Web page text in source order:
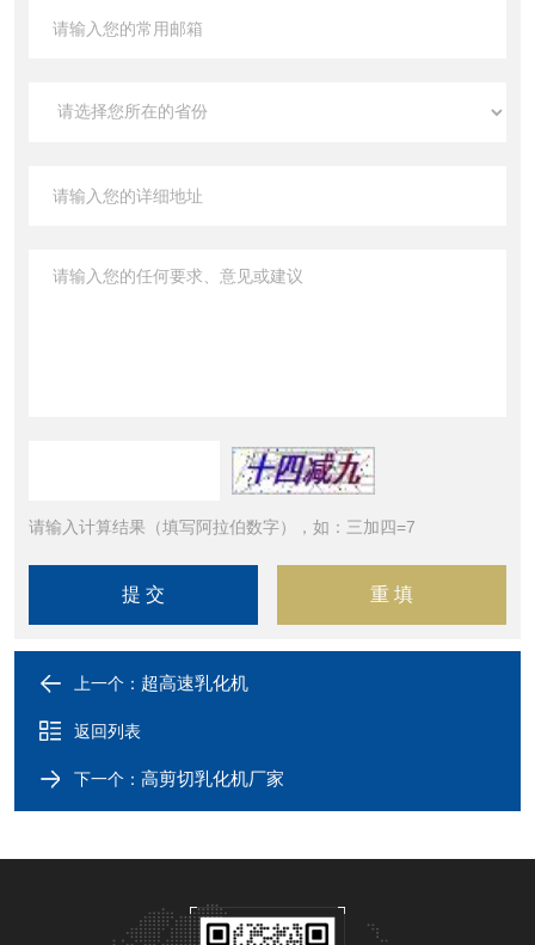
请输入计算结果（填写阿拉伯数字），如：三加四=7
上一个： 超高速乳化机
返回列表
下一个： 高剪切乳化机厂家